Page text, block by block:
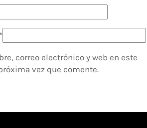
*
correo electrónico y web en este
vez que comente.